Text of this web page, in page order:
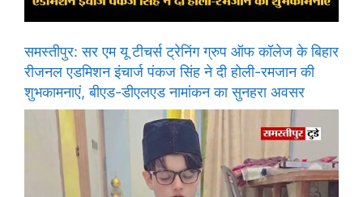
समस्तीपुर: सर एम यू टीचर्स ट्रेनिंग ग्रुप ऑफ कॉलेज के बिहार
रीजनल एडमिशन इंचार्ज पंकज सिंह ने दी होली-रमजान की
शुभकामनाएं, बीएड-डीएलएड नामांकन का सुनहरा अवसर